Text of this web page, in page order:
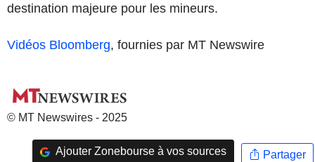
destination majeure pour les mineurs.
Vidéos Bloomberg, fournies par MT Newswire
© MT Newswires - 2025
Ajouter Zonebourse à vos sources Partager